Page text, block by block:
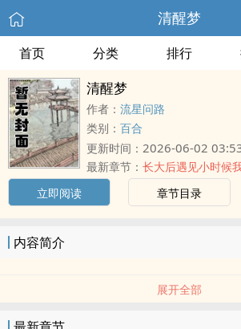
清醒梦
首页 分类 排行
清醒梦
作者： 流星问路
类别： 百合
更新时间： 2026-06-02
最新章节： 长大后遇见小时候
立即阅读
章节目录
内容简介
展开全部